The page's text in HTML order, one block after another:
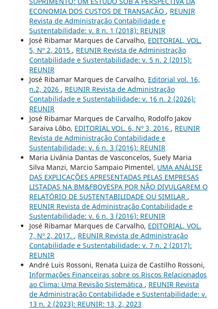
ECONOMIA DOS CUSTOS DE TRANSAÇÃO , REUNIR
Revista de Administração Contabilidade e
Sustentabilidade: v. 8 n. 1 (2018): REUNIR
José Ribamar Marques de Carvalho, EDITORIAL, VOL.
5, Nº 2, 2015 , REUNIR Revista de Administração
Contabilidade e Sustentabilidade: v. 5 n. 2 (2015):
REUNIR
José Ribamar Marques de Carvalho, Editorial vol. 16,
n.2, 2026 , REUNIR Revista de Administração
Contabilidade e Sustentabilidade: v. 16 n. 2 (2026):
REUNIR
José Ribamar Marques de Carvalho, Rodolfo Jakov
Saraiva Lôbo, EDITORIAL VOL. 6, Nº 3, 2016 , REUNIR
Revista de Administração Contabilidade e
Sustentabilidade: v. 6 n. 3 (2016): REUNIR
Maria Livânia Dantas de Vasconcelos, Suely Maria
Silva Manzi, Marcio Sampaio Pimentel, UMA ANÁLISE
DAS EXPLICAÇÕES APRESENTADAS PELAS EMPRESAS
LISTADAS NA BM&FBOVESPA POR NÃO DIVULGAREM O
RELATÓRIO DE SUSTENTABILIDADE OU SIMILAR ,
REUNIR Revista de Administração Contabilidade e
Sustentabilidade: v. 6 n. 3 (2016): REUNIR
José Ribamar Marques de Carvalho, EDITORIAL, VOL.
7, Nº 2, 2017. , REUNIR Revista de Administração
Contabilidade e Sustentabilidade: v. 7 n. 2 (2017):
REUNIR
André Luis Rossoni, Renata Luiza de Castilho Rossoni,
Informações Financeiras sobre os Riscos Relacionados
ao Clima: Uma Revisão Sistemática , REUNIR Revista
de Administração Contabilidade e Sustentabilidade: v.
13 n. 2 (2023): REUNIR: 13, 2, 2023